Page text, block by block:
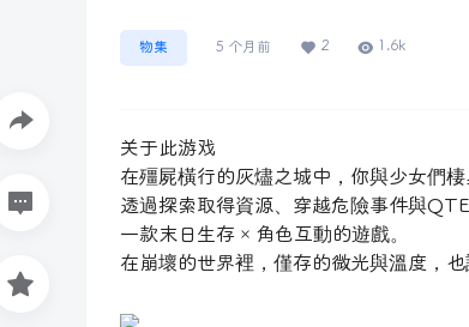
物集 5 个月前 2 1.6k
关于此游戏
在殭屍橫行的灰燼之城中，你與少女們
透過探索取得資源、穿越危險事件與
一款末日生存 × 角色互動的遊戲。
在崩壞的世界裡，僅存的微光與溫度，也